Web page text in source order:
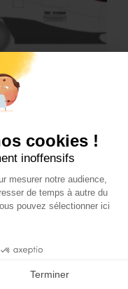
logo
A partir du 2 juillet, ils
cookies !
inoffensifs
mesurer notre audience,
de temps à autre du
pouvez sélectionner ici
Terminer